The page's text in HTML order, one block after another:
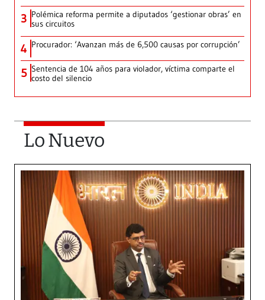
3 Polémica reforma permite a diputados ‘gestionar obras’ en
sus circuitos
4 Procurador: ‘Avanzan más de 6,500 causas por corrupción’
5 Sentencia de 104 años para violador, víctima comparte el
costo del silencio
Lo Nuevo